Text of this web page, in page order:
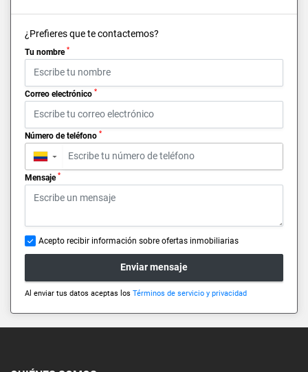
¿Prefieres que te contactemos?
Tu nombre *
Correo electrónico *
Número de teléfono *
▼
Mensaje *
Acepto recibir información sobre ofertas inmobiliarias
Enviar mensaje
Al enviar tus datos aceptas los Términos de servicio y privacidad